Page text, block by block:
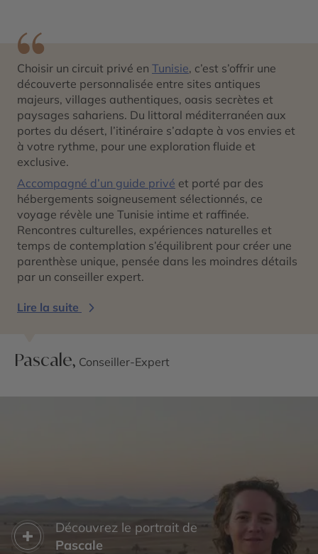
Choisir un circuit privé en Tunisie, c’est s’offrir une
découverte personnalisée entre sites antiques
majeurs, villages authentiques, oasis secrètes et
paysages sahariens. Du littoral méditerranéen aux
portes du désert, l’itinéraire s’adapte à vos envies et
à votre rythme, pour une exploration fluide et
exclusive.
Accompagné d’un guide privé et porté par des
hébergements soigneusement sélectionnés, ce
voyage révèle une Tunisie intime et raffinée.
Rencontres culturelles, expériences naturelles et
temps de contemplation s’équilibrent pour créer une
parenthèse unique, pensée dans les moindres détails
par un conseiller expert.
Lire la suite
Pascale, Conseiller-Expert
Découvrez le portrait de
Pascale